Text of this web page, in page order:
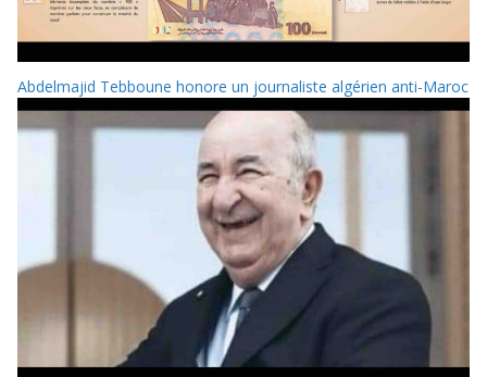
Abdelmajid Tebboune honore un journaliste algérien anti-Maroc